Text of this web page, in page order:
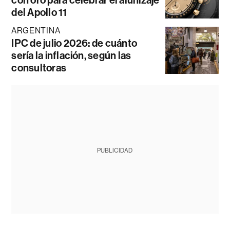
del Apollo 11
ARGENTINA
IPC de julio 2026: de cuánto
sería la inflación, según las
consultoras
PUBLICIDAD